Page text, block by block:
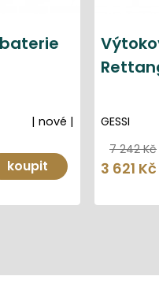
| nové |
koupit
GESSI
7 242 Kč
3 621 Kč